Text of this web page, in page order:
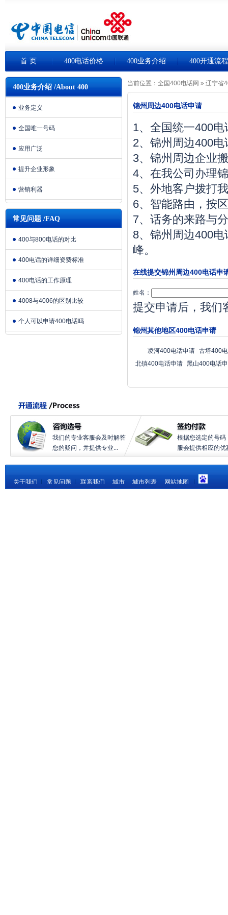
首 页 400电话价格 400业务介绍 400开通流程
400业务介绍 /About 400
业务定义
全国唯一号码
应用广泛
提升企业形象
营销利器
常见问题 /FAQ
400与800电话的对比
400电话的详细资费标准
400电话的工作原理
4008与4006的区别比较
个人可以申请400电话吗
当前位置： 全国400电话网 » 辽宁省
锦州周边400电话申请
1、全国统一400
2、锦州周边400
3、锦州周边企业
4、在我公司办理
5、外地客户拨打
6、智能路由，按
7、话务的来路与
8、锦州周边400
峰。
在线提交锦州周边400电话申
姓名：
提交申请后，我们
锦州其他地区400电话申请
凌河400电话申请 古塔400
北镇400电话申请 黑山400电话
我们的专业客服会及时解答
您的疑问，并提供专业...
根据您选定的号码
服会提供相应的优
关于我们 常见问题 联系我们 城市 城市列表 网站地图